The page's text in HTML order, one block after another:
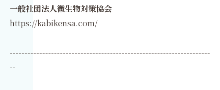
一般社団法人微生物対策協会
https://kabikensa.com/
--------------------------------------------------------------------
--